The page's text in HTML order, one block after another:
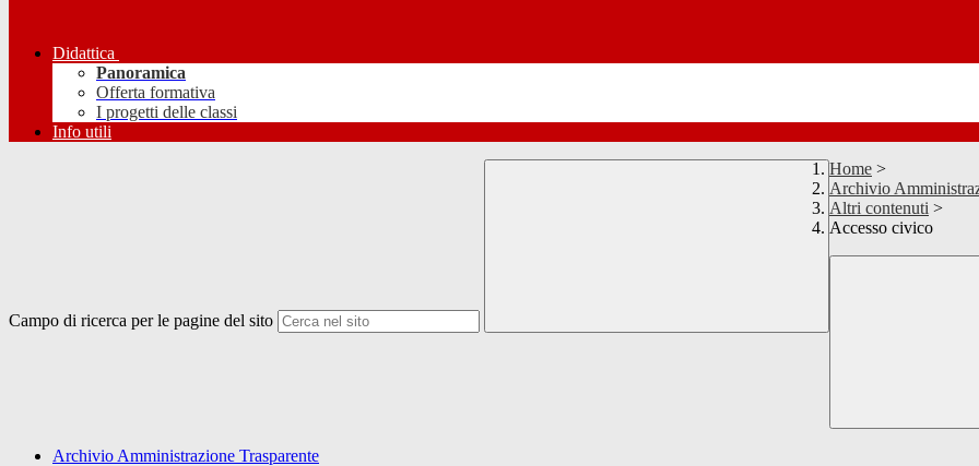
Didattica
Panoramica
Offerta formativa
I progetti delle classi
Info utili
Campo di ricerca per le pagine del sito
Home >
Archivio
Altri contenuti >
Accesso civico
Archivio Amministrazione Trasparente